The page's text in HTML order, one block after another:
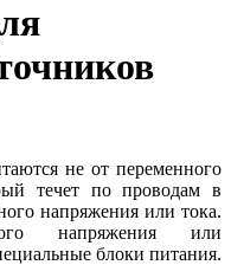
не от переменного
течет по проводам в
напряжения или тока.
напряжения или
блоки питания.